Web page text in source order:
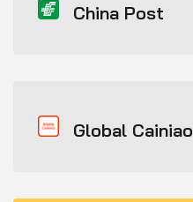
China Post
Global Cainiao